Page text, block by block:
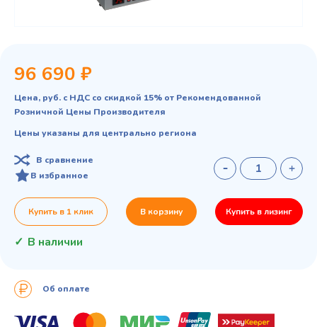
96 690 ₽
Цена, руб. с НДС со скидкой 15% от Рекомендованной
Розничной Цены Производителя
Цены указаны для центрально региона
В сравнение
В избранное
Купить в 1 клик В корзину Купить в лизинг
В наличии
Об оплате